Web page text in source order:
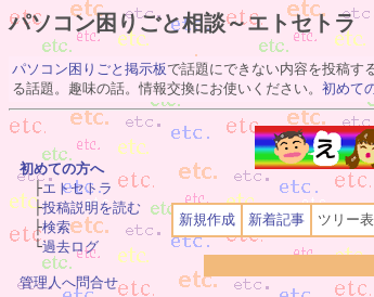
パソコン困りごと相談～エトセトラ
パソコン困りごと掲示板で話題にできない内容を投稿す
る話題。趣味の話。情報交換にお使いください。 初めて
新規作成 新着記事 ツリー
初めての方へ
├エトセトラ
├投稿説明を読む
├検索
└過去ログ
管理人へ問合せ